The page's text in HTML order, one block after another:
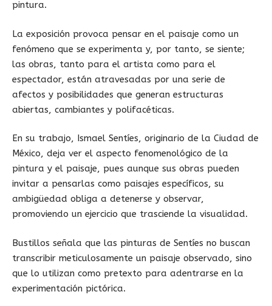
pintura.
La exposición provoca pensar en el paisaje como un
fenómeno que se experimenta y, por tanto, se siente;
las obras, tanto para el artista como para el
espectador, están atravesadas por una serie de
afectos y posibilidades que generan estructuras
abiertas, cambiantes y polifacéticas.
En su trabajo, Ismael Sentíes, originario de la Ciudad de
México, deja ver el aspecto fenomenológico de la
pintura y el paisaje, pues aunque sus obras pueden
invitar a pensarlas como paisajes específicos, su
ambigüedad obliga a detenerse y observar,
promoviendo un ejercicio que trasciende la visualidad.
Bustillos señala que las pinturas de Sentíes no buscan
transcribir meticulosamente un paisaje observado, sino
que lo utilizan como pretexto para adentrarse en la
experimentación pictórica.